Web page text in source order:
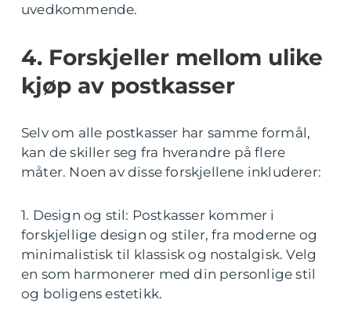
uvedkommende.
4. Forskjeller mellom ulike
kjøp av postkasser
Selv om alle postkasser har samme formål,
kan de skiller seg fra hverandre på flere
måter. Noen av disse forskjellene inkluderer:
1. Design og stil: Postkasser kommer i
forskjellige design og stiler, fra moderne og
minimalistisk til klassisk og nostalgisk. Velg
en som harmonerer med din personlige stil
og boligens estetikk.